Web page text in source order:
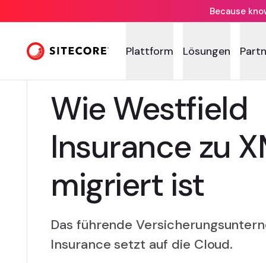
Because
Plattform Lösungen
Wie Westfield
Insurance zu
migriert ist
Das führende
Insurance setzt auf die Cloud.